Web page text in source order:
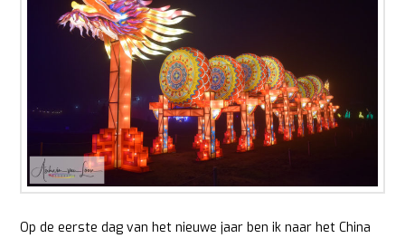
Op de eerste dag van het nieuwe jaar ben ik naar het China